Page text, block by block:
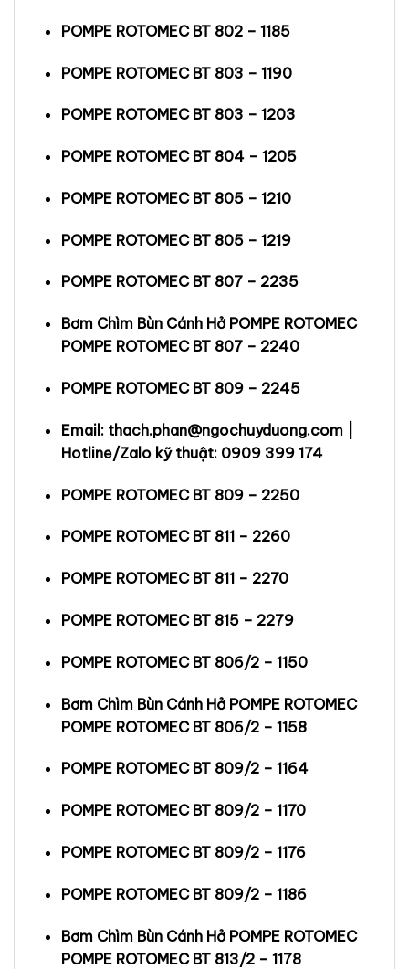
POMPE ROTOMEC BT 802 – 1185
POMPE ROTOMEC BT 803 – 1190
POMPE ROTOMEC BT 803 – 1203
POMPE ROTOMEC BT 804 – 1205
POMPE ROTOMEC BT 805 – 1210
POMPE ROTOMEC BT 805 – 1219
POMPE ROTOMEC BT 807 – 2235
Bơm Chìm Bùn Cánh Hở POMPE ROTOMEC
POMPE ROTOMEC BT 807 – 2240
POMPE ROTOMEC BT 809 – 2245
Email: thach.phan@ngochuyduong.com |
Hotline/Zalo kỹ thuật: 0909 399 174
POMPE ROTOMEC BT 809 – 2250
POMPE ROTOMEC BT 811 – 2260
POMPE ROTOMEC BT 811 – 2270
POMPE ROTOMEC BT 815 – 2279
POMPE ROTOMEC BT 806/2 – 1150
Bơm Chìm Bùn Cánh Hở POMPE ROTOMEC
POMPE ROTOMEC BT 806/2 – 1158
POMPE ROTOMEC BT 809/2 – 1164
POMPE ROTOMEC BT 809/2 – 1170
POMPE ROTOMEC BT 809/2 – 1176
POMPE ROTOMEC BT 809/2 – 1186
Bơm Chìm Bùn Cánh Hở POMPE ROTOMEC
POMPE ROTOMEC BT 813/2 – 1178